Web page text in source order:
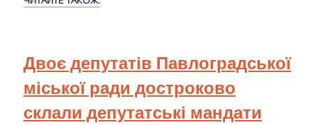
Двоє депутатів Павлоградської
міської ради достроково
склали депутатські мандати